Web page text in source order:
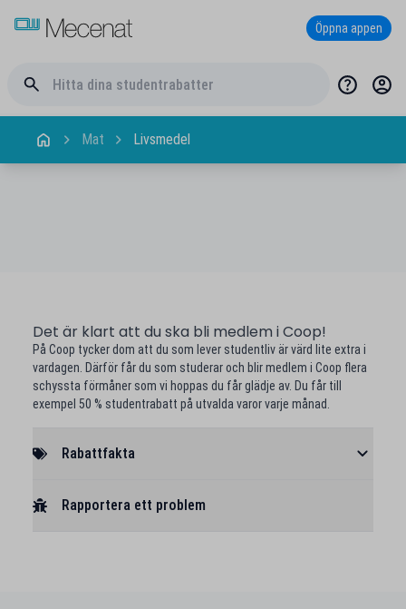
Öppna appen
Mat Livsmedel
Det är klart att du ska bli medlem i Coop!
På Coop tycker dom att du som lever studentliv är värd lite extra i
vardagen. Därför får du som studerar och blir medlem i Coop flera
schyssta förmåner som vi hoppas du får glädje av. Du får till
exempel 50 % studentrabatt på utvalda varor varje månad.
Rabattfakta
Rapportera ett problem